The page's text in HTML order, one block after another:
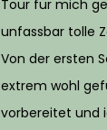
Tour für mich
unfassbar tolle
Von der ersten
extrem wohl
vorbereitet und